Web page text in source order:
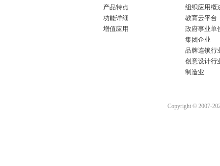
产品特点
功能详细
增值应用
组织应用概
教育云平台
政府事业单
集团企业
品牌连锁行
创意设计行
制造业
Copyright © 2007-